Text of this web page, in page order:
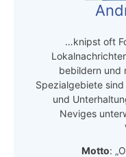
…knipst oft
bebildern und
Spezialgebiete
und
Neviges
Motto: